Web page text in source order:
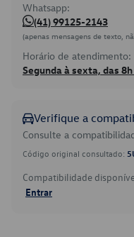
Whatsapp:
(41) 99125-2143
(apenas mensagens de texto,
Horário de atendimento:
Segunda à sexta, das
Verifique a
Consulte a
Código original consultado:
Compatibilidade
Entrar